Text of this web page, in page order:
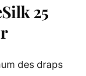
25
des draps